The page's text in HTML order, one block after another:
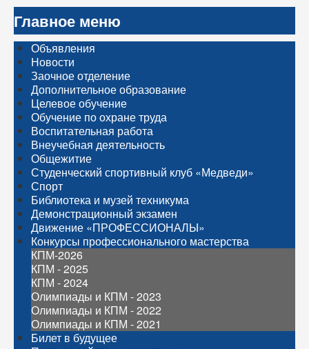
Главное меню
Объявления
Новости
Заочное отделение
Дополнительное образование
Целевое обучение
Обучение по охране труда
Воспитательная работа
Внеучебная деятельность
Общежитие
Студенческий спортивный клуб «Медведи»
Спорт
Библиотека и музей техникума
Демонстрационный экзамен
Движение «ПРОФЕССИОНАЛЫ»
Конкурсы профессионального мастерства
КПМ-2026
КПМ - 2025
КПМ - 2024
Олимпиады и КПМ - 2023
Олимпиады и КПМ - 2022
Олимпиады и КПМ - 2021
Билет в будущее